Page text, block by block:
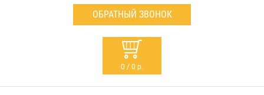
ОБРАТНЫЙ ЗВОНОК
0 / 0 р.